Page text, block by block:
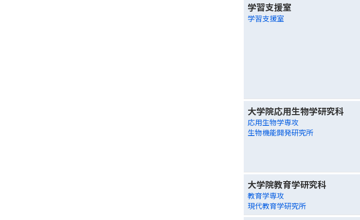
学習支援室
学習支援室
大学院応用生物学研究科
応用生物学専攻
生物機能開発研究所
大学院教育学研究科
教育学専攻
現代教育学研究所